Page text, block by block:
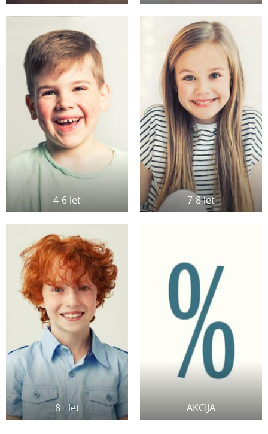
4-6 let 7-8 let
8+ let AKCIJA